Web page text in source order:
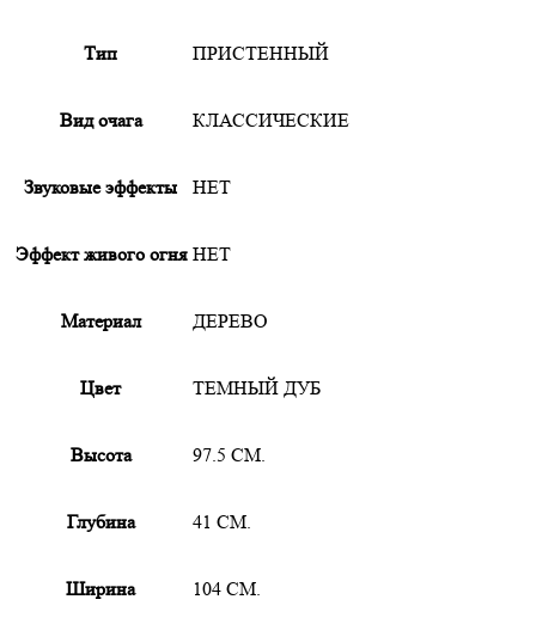
Тип ПРИСТЕННЫЙ
Вид очага КЛАССИЧЕСКИЕ
Звуковые эффекты НЕТ
Эффект живого огня НЕТ
Материал ДЕРЕВО
Цвет ТЕМНЫЙ ДУБ
Высота 97.5 СМ.
Глубина 41 СМ.
Ширина 104 СМ.